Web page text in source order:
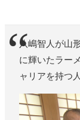
八嶋智人が山
に輝いたラー
ャリアを持